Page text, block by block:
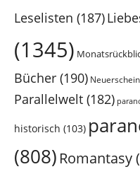
Leselisten (187)
(1345)
Bücher (190)
Parallelwelt (182)
historisch (103)
(808) Romantasy